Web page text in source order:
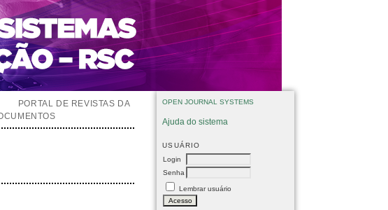
OPEN JOURNAL SYSTEMS
Ajuda do sistema
USUÁRIO
Login
Senha
Lembrar usuário
PORTAL DE REVISTAS DA